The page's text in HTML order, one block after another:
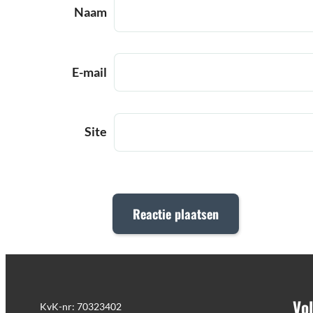
Naam
E-mail
Site
KvK-nr: 70323402